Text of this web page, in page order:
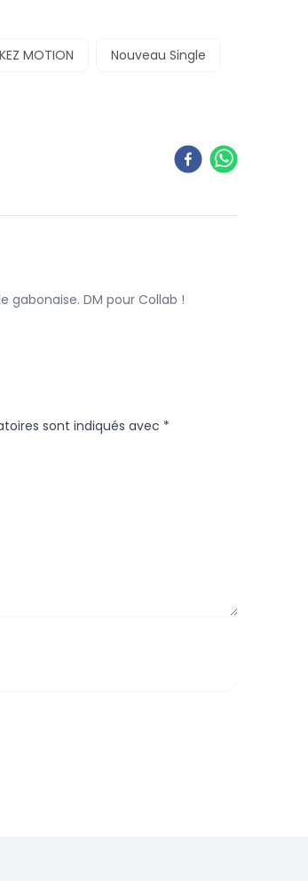
MOTION Nouveau Single
DM pour Collab !
sont indiqués avec *